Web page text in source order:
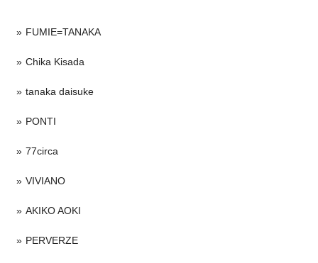
FUMIE=TANAKA
Chika Kisada
tanaka daisuke
PONTI
77circa
VIVIANO
AKIKO AOKI
PERVERZE